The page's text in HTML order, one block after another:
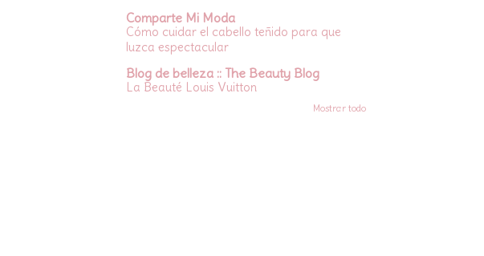
Comparte Mi Moda
Cómo cuidar el cabello teñido para que
luzca espectacular
Blog de belleza :: The Beauty Blog
La Beauté Louis Vuitton
Mostrar todo